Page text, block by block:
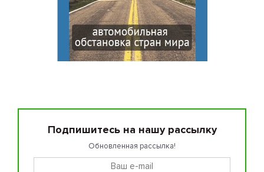
Подпишитесь на нашу рассылку
Обновленная рассылка!